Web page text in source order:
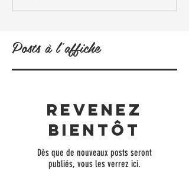
Posts à l'affiche
Revenez
bientôt
Dès que de nouveaux posts seront
publiés, vous les verrez ici.